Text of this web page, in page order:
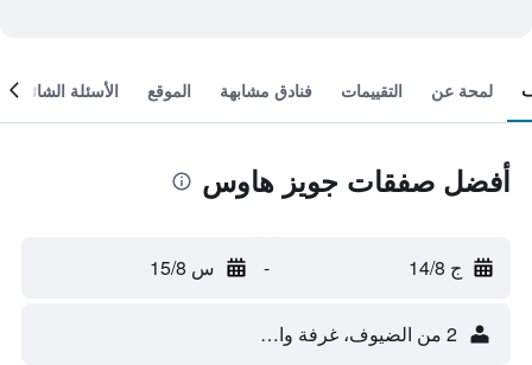
لمحة عن التقييمات فنادق مشابهة الموقع الأسئلة الشائعة
أفضل صفقات جويز هاوس
ج 14/8 - س 15/8
2 من الضيوف، غرفة واحدة